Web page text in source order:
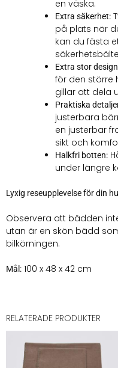
en väska.
Extra säkerhet:
på plats när
kan du fästa
Extra stor
för den större
gillar att dela
Praktiska
justerbara
en justerbar
sikt och
Halkfri botten:
under längre
Lyxig reseupplevelse för din
Observera att bädden
utan är en skön bädd
bilkörningen.
Mål: 100 x 48 x 42 cm
RELATERADE PRODUKTER